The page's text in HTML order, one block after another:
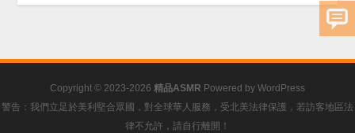
Copyright © 2023-2026 精品ASMR Powered by WordPress
警告：我們立足於美利堅合眾國，對全球華人服務，受北美法律保護，若訪客地區法
律不允許，請自行離開！